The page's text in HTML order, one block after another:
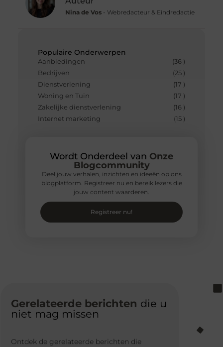
Populaire Onderwerpen
Aanbiedingen
(36 )
Bedrijven
(25 )
Dienstverlening
(17 )
Woning en Tuin
(17 )
Zakelijke dienstverlening
(16 )
Internet marketing
(15 )
Wordt Onderdeel van Onze
Blogcommunity
Deel jouw verhalen, inzichten en ideeën op ons
blogplatform. Registreer nu en bereik lezers die
jouw content waarderen.
Registreer nu!
Nina de Vos- Webredacteur & Eindredactie
Gerelateerde berichten die u
niet mag missen
Ontdek de gerelateerde berichten die